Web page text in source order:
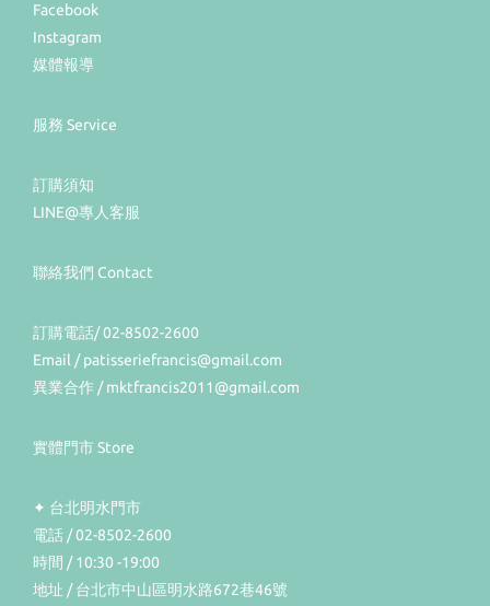
Facebook
Instagram
媒體報導
服務 Service
訂購須知
LINE@專人客服
聯絡我們 Contact
訂購電話/ 02-8502-2600
Email / patisseriefrancis@gmail.com
異業合作 / mktfrancis2011@gmail.com
實體門市 Store
✦ 台北明水門市
電話 / 02-8502-2600
時間 / 10:30 -19:00
地址 / 台北市中山區明水路672巷46號